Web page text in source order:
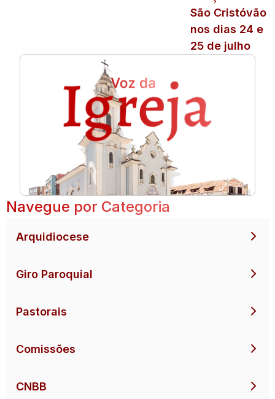
São Cristóvão
nos dias 24 e
25 de julho
Navegue por Categoria
Arquidiocese
Giro Paroquial
Pastorais
Comissões
CNBB